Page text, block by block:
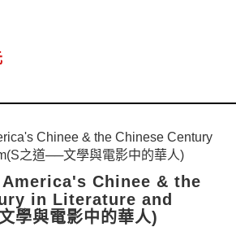
Chinee & the
in Literature and
學與電影中的華人)